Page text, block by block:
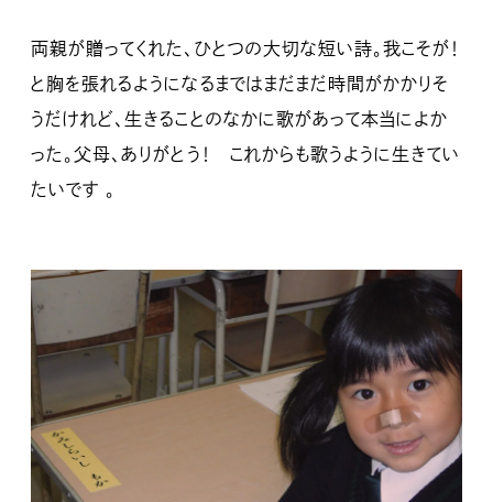
両親が贈ってくれた、ひとつの大切な短い詩。我こそが！
と胸を張れるようになるまではまだまだ時間がかかりそ
うだけれど、生きることのなかに歌があって本当によか
った。父母、ありがとう！ これからも歌うように生きてい
たいです 。